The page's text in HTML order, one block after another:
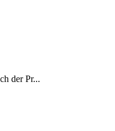
der Pr...